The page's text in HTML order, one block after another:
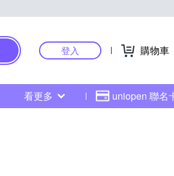
登入 購物車
看更多 uniopen 聯名